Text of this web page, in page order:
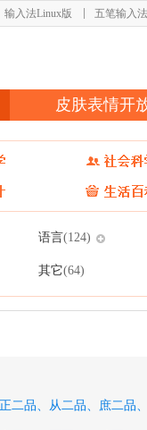
输入法Linux版 五笔输入法
皮肤表情开
语言(124)
其它(64)
正二品、 从二品、 庶二品